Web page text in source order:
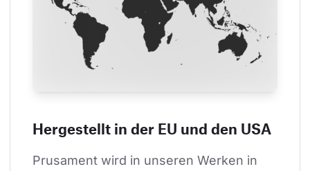
Hergestellt in der EU und den USA
Prusament wird in unseren Werken in